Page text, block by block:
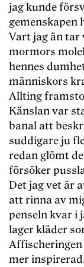
jag kunde
gemenskapen
Vart jag än tar
mormors
hennes
människors
Allting
Känslan var
banal att
suddigare ju
redan glömt
försöker
Det jag vet är
att rinna av
penseln kvar i
lager kläder
mer